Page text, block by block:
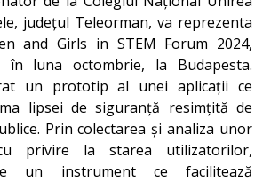
județul Teleorman, va reprezenta
and Girls in STEM Forum 2024,
în luna octombrie, la Budapesta.
un prototip al unei aplicații ce
lipsei de siguranță resimțită de
Prin colectarea și analiza unor
privire la starea utilizatorilor,
un instrument ce facilitează